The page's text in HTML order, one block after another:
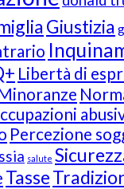
Giustizia
Libertà di
Percezione
salute
Tasse